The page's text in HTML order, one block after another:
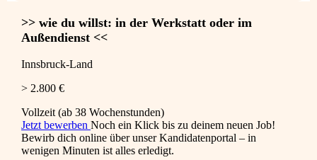
>> wie du willst: in der Werkstatt oder im
Außendienst <<
Innsbruck-Land
> 2.800 €
Vollzeit (ab 38 Wochenstunden)
Jetzt bewerben Noch ein Klick bis zu deinem neuen Job!
Bewirb dich online über unser Kandidatenportal – in
wenigen Minuten ist alles erledigt.